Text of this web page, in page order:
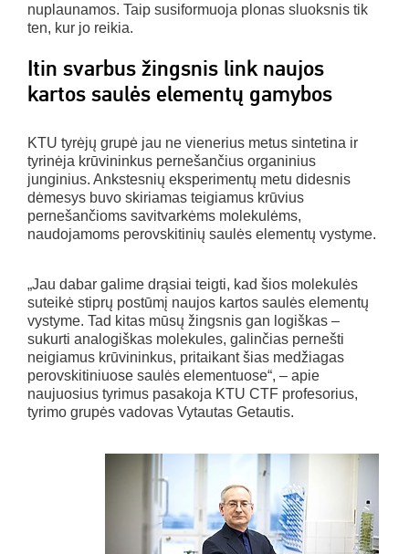
nuplaunamos. Taip susiformuoja plonas sluoksnis tik
ten, kur jo reikia.
Itin svarbus žingsnis link naujos
kartos saulės elementų gamybos
KTU tyrėjų grupė jau ne vienerius metus sintetina ir
tyrinėja krūvininkus pernešančius organinius
junginius. Ankstesnių eksperimentų metu didesnis
dėmesys buvo skiriamas teigiamus krūvius
pernešančioms savitvarkėms molekulėms,
naudojamoms perovskitinių saulės elementų vystyme.
„Jau dabar galime drąsiai teigti, kad šios molekulės
suteikė stiprų postūmį naujos kartos saulės elementų
vystyme. Tad kitas mūsų žingsnis gan logiškas –
sukurti analogiškas molekules, galinčias pernešti
neigiamus krūvininkus, pritaikant šias medžiagas
perovskitiniuose saulės elementuose“, – apie
naujuosius tyrimus pasakoja KTU CTF profesorius,
tyrimo grupės vadovas Vytautas Getautis.